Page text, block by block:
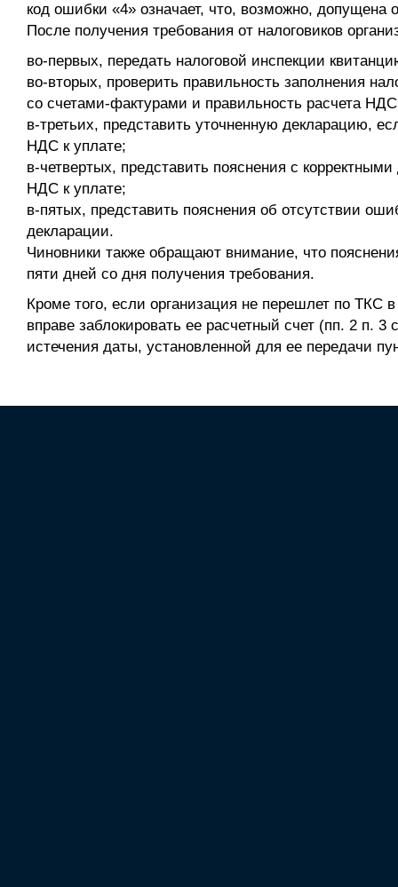
код ошибки «4» означает, что, возможно, допущена
После получения требования от налоговиков
во-первых, передать налоговой инспекции
во-вторых, проверить правильность заполнения
со счетами-фактурами и правильность расчета
в-третьих, представить уточненную
НДС к уплате;
в-четвертых, представить пояснения с
НДС к уплате;
в-пятых, представить пояснения об отсутствии
декларации.
Чиновники также обращают внимание, что
пяти дней со дня получения требования.
Кроме того, если организация не перешлет по ТКС
вправе заблокировать ее расчетный счет (пп. 2 п.
истечения даты, установленной для ее передачи